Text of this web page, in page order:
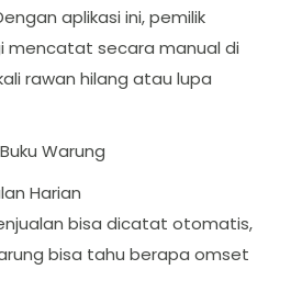
aplikasi ini, pemilik
mencatat secara manual di
rawan hilang atau lupa
Warung
Harian
bisa dicatat otomatis,
bisa tahu berapa omset